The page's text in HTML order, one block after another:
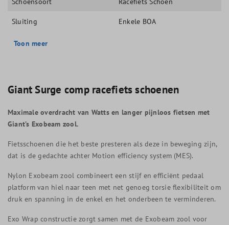
Sluiting Enkele BOA
Toon meer
Giant Surge comp racefiets schoenen
Maximale overdracht van Watts en langer pijnloos fietsen met
Giant’s Exobeam zool.
Fietsschoenen die het beste presteren als deze in beweging zijn,
dat is de gedachte achter Motion efficiency system (MES).
Nylon Exobeam zool combineert een stijf en efficiënt pedaal
platform van hiel naar teen met net genoeg torsie flexibiliteit om
druk en spanning in de enkel en het onderbeen te verminderen.
Exo Wrap constructie zorgt samen met de Exobeam zool voor